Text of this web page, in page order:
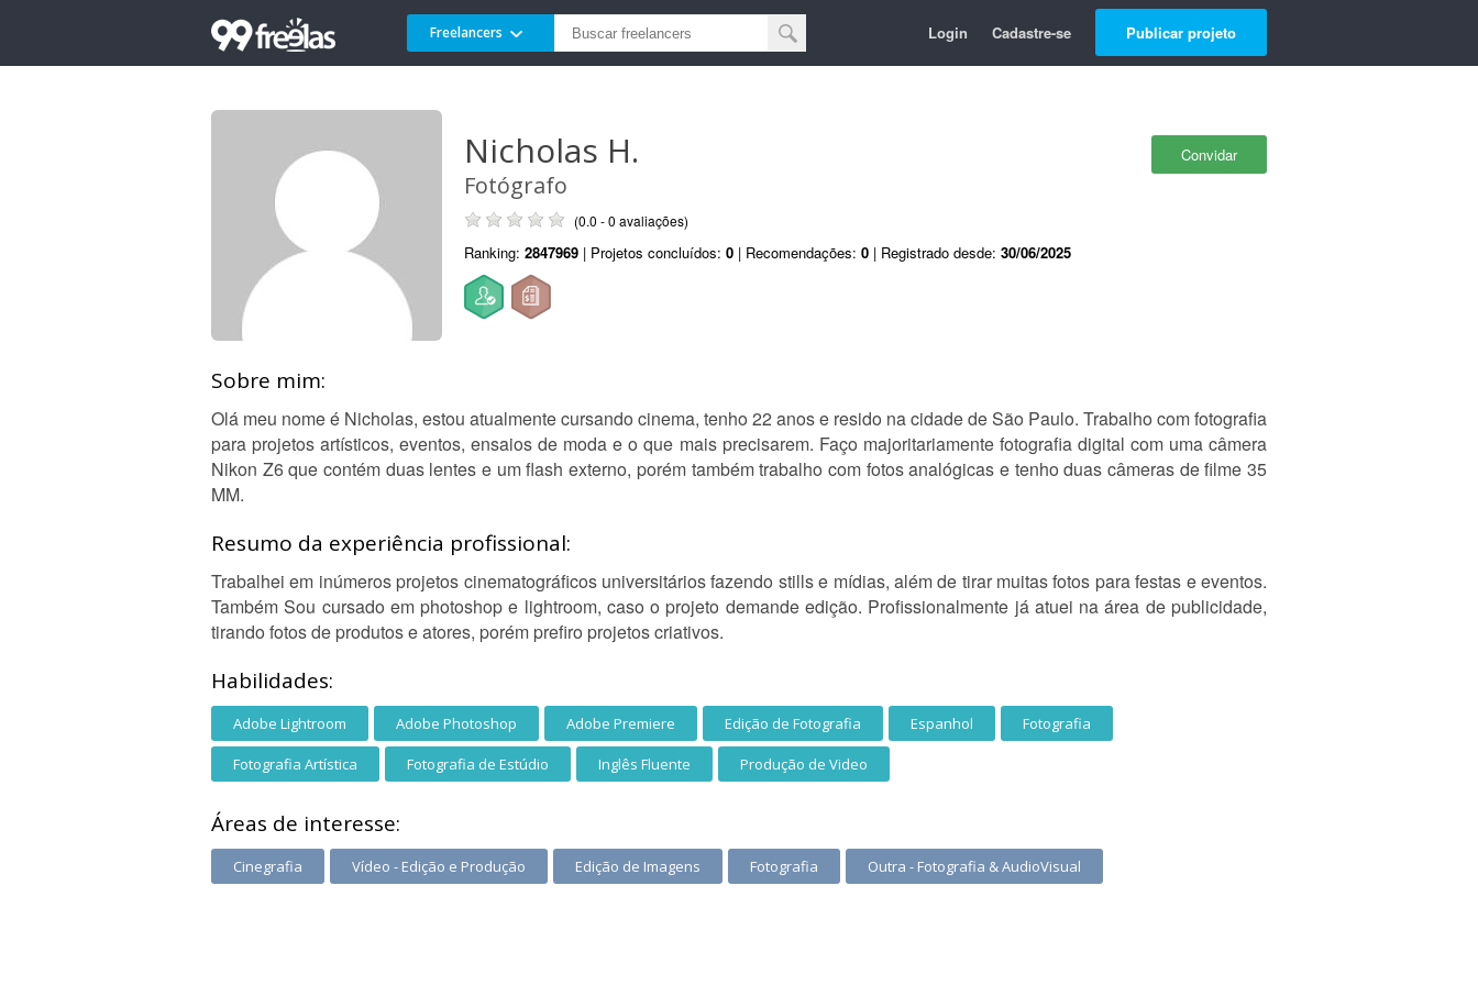
Freelancers Login Cadastre-se Publicar projeto
Convidar
Nicholas H.
Fotógrafo
(0.0 - 0 avaliações)
Ranking: 2847969 | Projetos concluídos: 0 | Recomendações: 0 | Registrado desde: 30/06/2025
Sobre mim:
Olá meu nome é Nicholas, estou atualmente cursando cinema, tenho 22 anos e resido na cidade de São Paulo. Trabalho com fotografia
para projetos artísticos, eventos, ensaios de moda e o que mais precisarem. Faço majoritariamente fotografia digital com uma câmera
Nikon Z6 que contém duas lentes e um flash externo, porém também trabalho com fotos analógicas e tenho duas câmeras de filme 35
MM.
Resumo da experiência profissional:
Trabalhei em inúmeros projetos cinematográficos universitários fazendo stills e mídias, além de tirar muitas fotos para festas e eventos.
Também Sou cursado em photoshop e lightroom, caso o projeto demande edição. Profissionalmente já atuei na área de publicidade,
tirando fotos de produtos e atores, porém prefiro projetos criativos.
Habilidades:
Adobe Lightroom Adobe Photoshop Adobe Premiere Edição de Fotografia Espanhol Fotografia
Fotografia Artística Fotografia de Estúdio Inglês Fluente Produção de Video
Áreas de interesse:
Cinegrafia Vídeo - Edição e Produção Edição de Imagens Fotografia Outra - Fotografia & AudioVisual